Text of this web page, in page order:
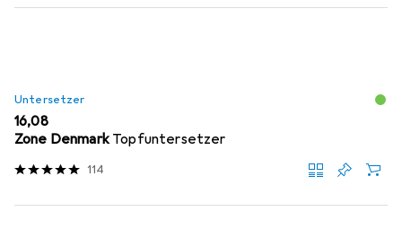
Untersetzer
EUR
16,08
Zone Denmark Topfuntersetzer
114